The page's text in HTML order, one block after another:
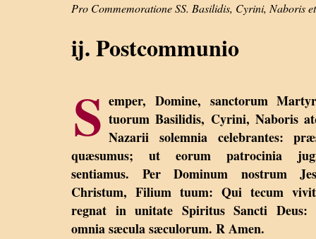
Pro Commemoratione SS. Basilidis, Cyrini, Naboris
ij. Postcommunio
S emper, Domine, sanctorum
tuorum Basilidis, Cyrini, Naboris
Nazarii solemnia celebrantes:
quæsumus; ut eorum patrocinia
sentiamus. Per Dominum nostrum
Christum, Filium tuum: Qui tecum
regnat in unitate Spiritus Sancti Deus:
omnia sæcula sæculorum. R Amen.